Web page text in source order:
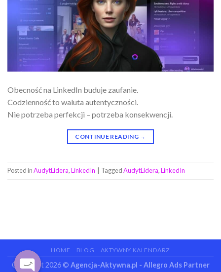
Obecność na LinkedIn buduje zaufanie.
Codzienność to waluta autentyczności.
Nie potrzeba perfekcji – potrzeba konsekwencji.
CONTINUE READING →
Posted inAudytLidera,LinkedIn TaggedAudytLidera,LinkedIn
HOME BLOG AKTYWNY KALENDARZ
Copyright 2026 © Agencja-Aktywna.pl - Allegro Ads Partner